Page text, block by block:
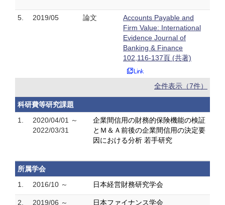
5. 2019/05 論文
Accounts Payable and
Firm Value: International
Evidence Journal of
Banking & Finance
102,116-137頁 (共著)
全件表示（7件）
科研費等研究課題
1.
2020/04/01 ～
2022/03/31
企業間信用の財務的保険機能の検証
とＭ＆Ａ前後の企業間信用の決定要
因における分析 若手研究
所属学会
1.
2016/10 ～ 日本経営財務研究学会
2. 2019/06 ～ 日本ファイナンス学会